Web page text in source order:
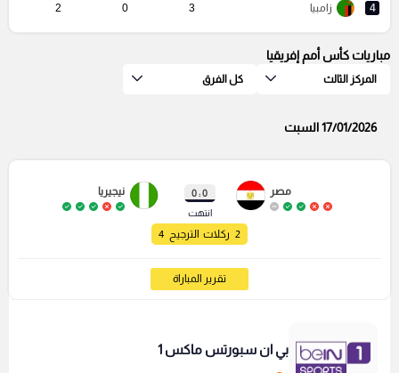
4 زامبيا 3
0
2
مباريات كأس أمم إفريقيا
المركز الثالث كل الفرق
17/01/2026 السبت
2 ركلات الترجيح 4
مصر
0 : 0
انتهت
نيجيريا
تقرير المباراة
بي ان سبورتس ماكس 1